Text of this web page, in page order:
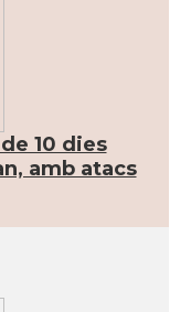
10 dies
amb atacs